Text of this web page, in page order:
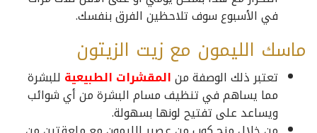
في الأسبوع سوف تلاحظين الفرق بنفسك.
ماسك الليمون مع زيت الزيتون
تعتبر ذلك الوصفة منالمقشرات الطبيعية للبشرة
مما يساهم في تنظيف مسام البشرة من أي شوائب
ويساعد على تفتيح لونها بسهولة.